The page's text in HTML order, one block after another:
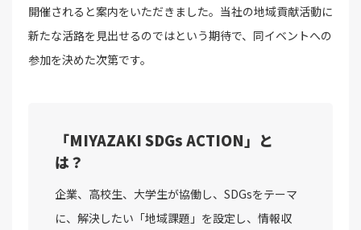
開催されると案内をいただきました。当社の地域貢献活動に
新たな活路を見出せるのではという期待で、同イベントへの
参加を決めた次第です。
「MIYAZAKI SDGs ACTION」と
は？
企業、高校生、大学生が協働し、SDGsをテーマ
に、解決したい「地域課題」を設定し、情報収